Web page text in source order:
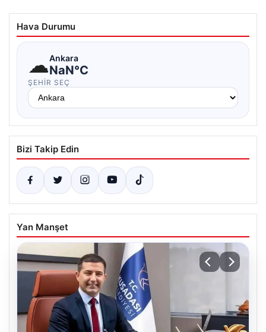
Hava Durumu
☁Ankara
NaN°C
ŞEHIR SEÇ
Bizi Takip Edin
Yan Manşet